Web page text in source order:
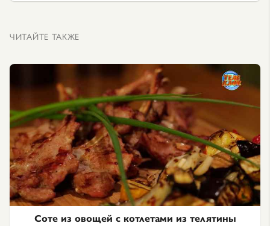
ЧИТАЙТЕ ТАКЖЕ
Соте из овощей с котлетами из телятины